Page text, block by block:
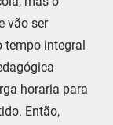
vão ser
integral
horaria para
Então,